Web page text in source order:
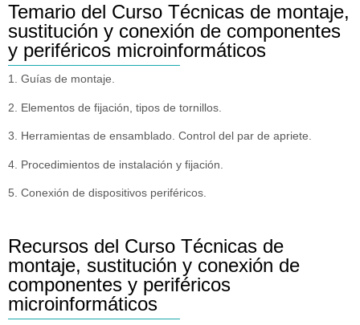
Temario del Curso Técnicas de montaje,
sustitución y conexión de componentes
y periféricos microinformáticos
1. Guías de montaje.
2. Elementos de fijación, tipos de tornillos.
3. Herramientas de ensamblado. Control del par de apriete.
4. Procedimientos de instalación y fijación.
5. Conexión de dispositivos periféricos.
Recursos del Curso Técnicas de
montaje, sustitución y conexión de
componentes y periféricos
microinformáticos